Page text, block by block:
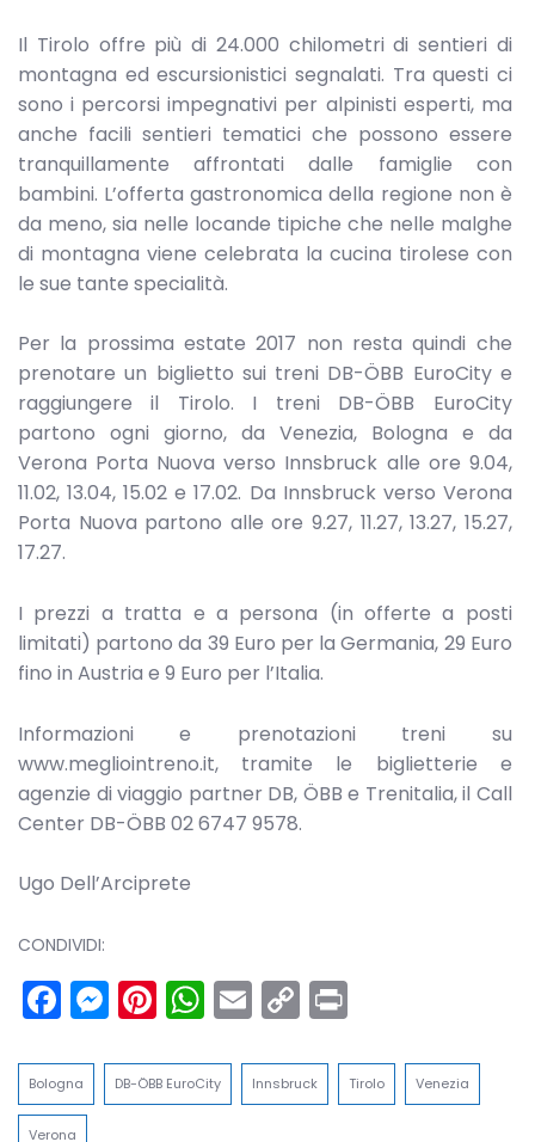
Il Tirolo offre più di 24.000 chilometri di sentieri di
montagna ed escursionistici segnalati. Tra questi ci
sono i percorsi impegnativi per alpinisti esperti, ma
anche facili sentieri tematici che possono essere
tranquillamente affrontati dalle famiglie con
bambini. L’offerta gastronomica della regione non è
da meno, sia nelle locande tipiche che nelle malghe
di montagna viene celebrata la cucina tirolese con
le sue tante specialità.
Per la prossima estate 2017 non resta quindi che
prenotare un biglietto sui treni DB-ÖBB EuroCity e
raggiungere il Tirolo. I treni DB-ÖBB EuroCity
partono ogni giorno, da Venezia, Bologna e da
Verona Porta Nuova verso Innsbruck alle ore 9.04,
11.02, 13.04, 15.02 e 17.02. Da Innsbruck verso Verona
Porta Nuova partono alle ore 9.27, 11.27, 13.27, 15.27,
17.27.
I prezzi a tratta e a persona (in offerte a posti
limitati) partono da 39 Euro per la Germania, 29 Euro
fino in Austria e 9 Euro per l’Italia.
Informazioni e prenotazioni treni su
www.megliointreno.it, tramite le biglietterie e
agenzie di viaggio partner DB, ÖBB e Trenitalia, il Call
Center DB-ÖBB 02 6747 9578.
Ugo Dell’Arciprete
CONDIVIDI:
Facebook
Messenger
Pinterest
WhatsApp
Email
Copy
Link
Bologna DB-ÖBB EuroCity Innsbruck Tirolo Venezia
Verona